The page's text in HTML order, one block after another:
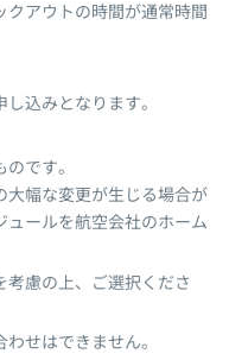
クアウトの時間が通常時間
込みとなります。
です。
大幅な変更が生じる場合が
ュールを航空会社のホーム
考慮の上、ご選択くださ
せはできません。